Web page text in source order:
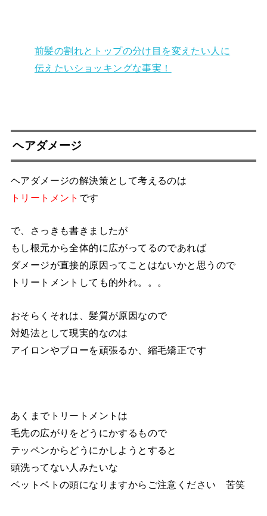
前髪の割れとトップの分け目を変えたい人に
伝えたいショッキングな事実！
ヘアダメージ
ヘアダメージの解決策として考えるのは
トリートメント です
で、さっきも書きましたが
もし根元から全体的に広がってるのであれば
ダメージが直接的原因ってことはないかと思うので
トリートメントしても的外れ。。。
おそらくそれは、髪質が原因なので
対処法として現実的なのは
アイロンやブローを頑張るか、縮毛矯正です
あくまでトリートメントは
毛先の広がりをどうにかするもので
テッペンからどうにかしようとすると
頭洗ってない人みたいな
ベットベトの頭になりますからご注意ください 苦笑